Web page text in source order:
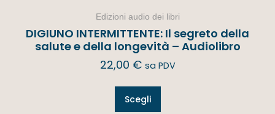
Edizioni audio dei libri
DIGIUNO INTERMITTENTE: Il segreto della
salute e della longevità – Audiolibro
22,00 € sa PDV
Scegli